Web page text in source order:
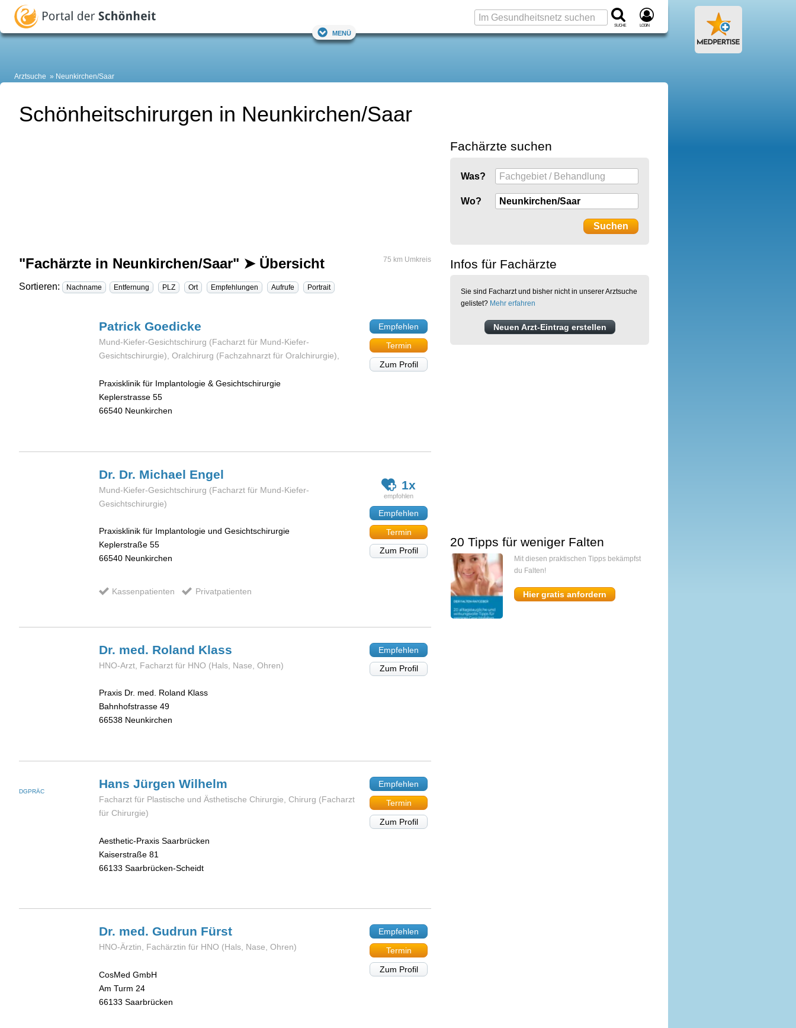
Suche Login
Menü
Arztsuche Neunkirchen/Saar
Schönheitschirurgen in Neunkirchen/Saar
"Fachärzte in Neunkirchen/Saar" ➤ Übersicht 75 km Umkreis
Sortieren: Nachname Entfernung PLZ Ort Empfehlungen Aufrufe Portrait
Patrick Goedicke
Mund-Kiefer-Gesichtschirurg (Facharzt für Mund-Kiefer-
Gesichtschirurgie), Oralchirurg (Fachzahnarzt für Oralchirurgie),
Praxisklinik für Implantologie & Gesichtschirurgie
Keplerstrasse 55
66540 Neunkirchen
Empfehlen
Termin
Zum Profil
Dr. Dr. Michael Engel
Mund-Kiefer-Gesichtschirurg (Facharzt für Mund-Kiefer-
Gesichtschirurgie)
Praxisklinik für Implantologie und Gesichtschirurgie
Keplerstraße 55
66540 Neunkirchen
Kassenpatienten Privatpatienten
1x
Empfehlen
Termin
Zum Profil
Dr. med. Roland Klass
HNO-Arzt, Facharzt für HNO (Hals, Nase, Ohren)
Praxis Dr. med. Roland Klass
Bahnhofstrasse 49
66538 Neunkirchen
Empfehlen
Zum Profil
DGPRÄC
Hans Jürgen Wilhelm
Facharzt für Plastische und Ästhetische Chirurgie, Chirurg (Facharzt
für Chirurgie)
Aesthetic-Praxis Saarbrücken
Kaiserstraße 81
66133 Saarbrücken-Scheidt
Empfehlen
Termin
Zum Profil
Dr. med. Gudrun Fürst
HNO-Ärztin, Fachärztin für HNO (Hals, Nase, Ohren)
CosMed GmbH
Am Turm 24
66133 Saarbrücken
Empfehlen
Termin
Zum Profil
Fachärzte suchen
Was?
Wo?
Infos für Fachärzte
Sie sind Facharzt und bisher nicht in unserer Arztsuche
gelistet? Mehr erfahren
Neuen Arzt-Eintrag erstellen
20 Tipps für weniger Falten
Mit diesen praktischen Tipps bekämpfst
du Falten!
Hier gratis anfordern